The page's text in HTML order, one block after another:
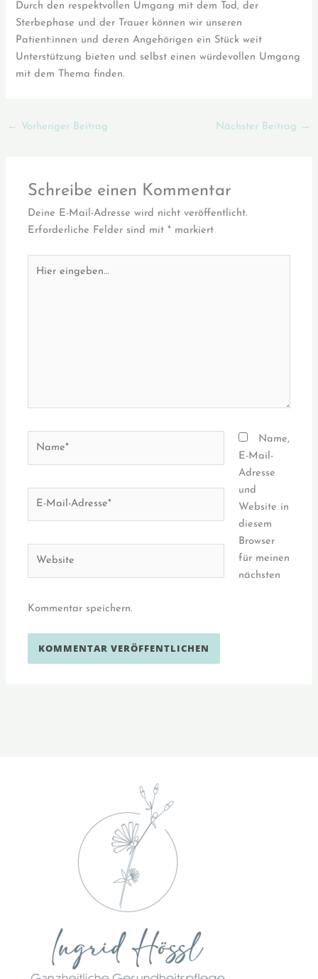
Durch den respektvollen Umgang mit dem Tod, der
Sterbephase und der Trauer können wir unseren
Patient:innen und deren Angehörigen ein Stück weit
Unterstützung bieten und selbst einen würdevollen Umgang
mit dem Thema finden.
← Vorheriger Beitrag Nächster Beitrag →
Schreibe einen Kommentar
Deine E-Mail-Adresse wird nicht veröffentlicht.
Erforderliche Felder sind mit* markiert
eingeben…
Name,
E-Mail-
Adresse
und
Website in
diesem
Browser
für meinen
nächsten
Kommentar speichern.